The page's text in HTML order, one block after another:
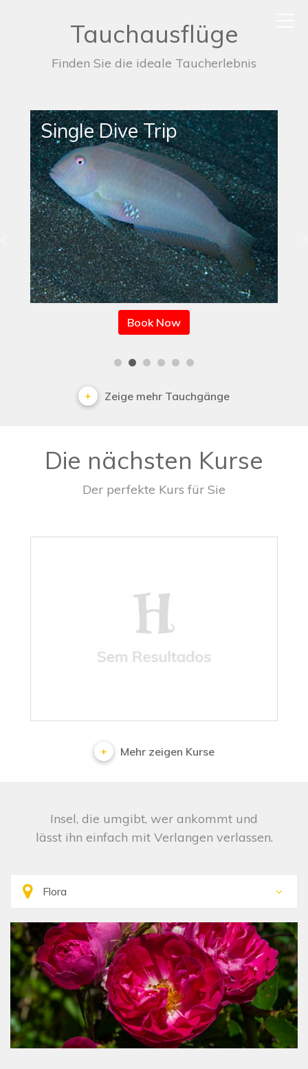
Tauchausflüge
Finden Sie die ideale Taucherlebnis
Single Dive Trip
Book Now
Zeige mehr Tauchgänge
Die nächsten Kurse
Der perfekte Kurs für Sie
No results
Mehr zeigen Kurse
Insel, die umgibt, wer ankommt und
lässt ihn einfach mit Verlangen verlassen.